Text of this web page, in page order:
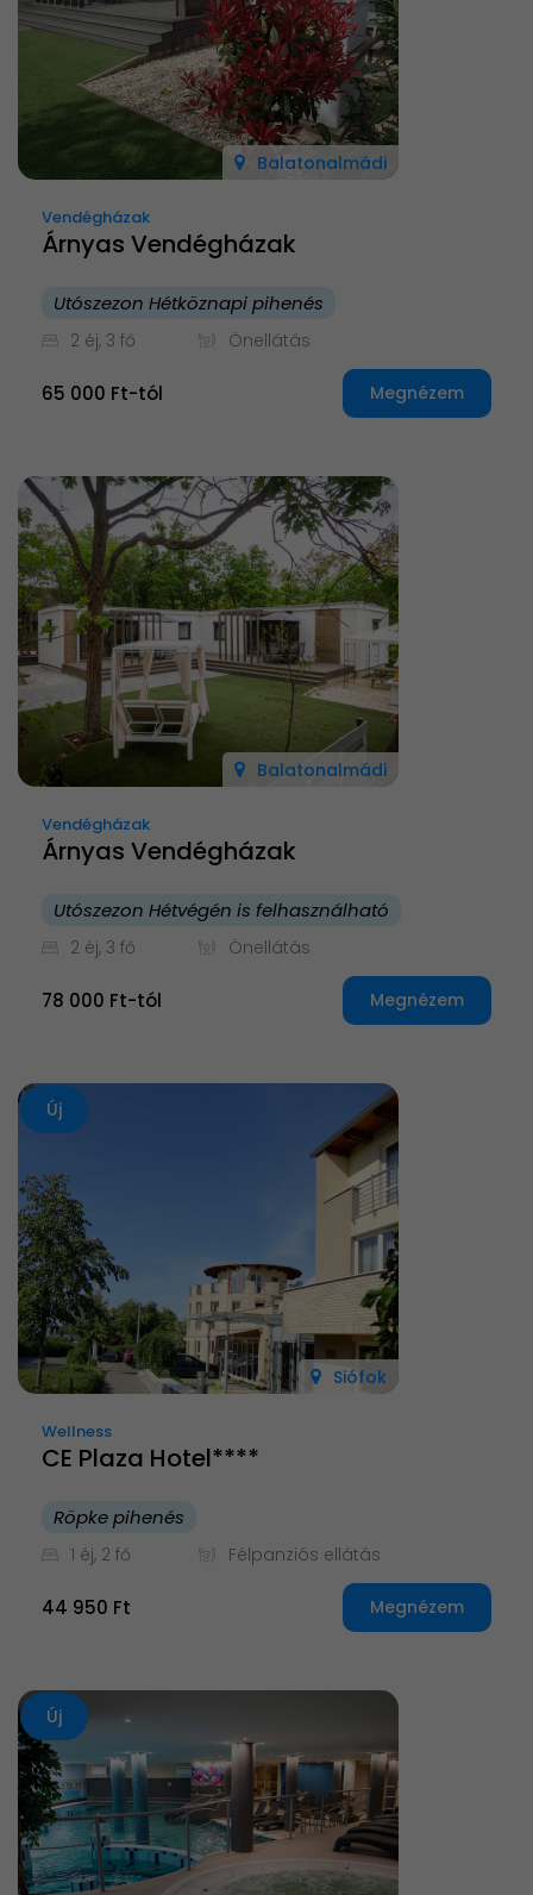
Balatonalmádi
Vendégházak
Árnyas Vendégházak
Utószezon Hétköznapi pihenés
2 éj, 3 fő Önellátás
65 000 Ft-tól Megnézem
Balatonalmádi
Vendégházak
Árnyas Vendégházak
Utószezon Hétvégén is felhasználható
2 éj, 3 fő Önellátás
78 000 Ft-tól Megnézem
Új
Siófok
Wellness
CE Plaza Hotel****
Röpke pihenés
1 éj, 2 fő Félpanziós ellátás
44 950 Ft Megnézem
Új